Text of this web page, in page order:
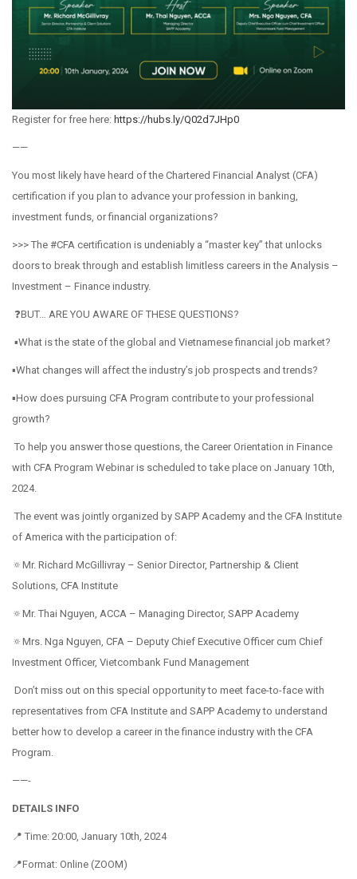
Register for free here: https://hubs.ly/Q02d7JHp0
——
You most likely have heard of the Chartered Financial Analyst (CFA)
certification if you plan to advance your profession in banking,
investment funds, or financial organizations?
>>> The #CFA certification is undeniably a “master key” that unlocks
doors to break through and establish limitless careers in the Analysis –
Investment – Finance industry.
❓BUT… ARE YOU AWARE OF THESE QUESTIONS?
▪️What is the state of the global and Vietnamese financial job market?
▪️What changes will affect the industry’s job prospects and trends?
▪️How does pursuing CFA Program contribute to your professional
growth?
To help you answer those questions, the Career Orientation in Finance
with CFA Program Webinar is scheduled to take place on January 10th,
2024.
The event was jointly organized by SAPP Academy and the CFA Institute
of America with the participation of:
🔅Mr. Richard McGillivray – Senior Director, Partnership & Client
Solutions, CFA Institute
🔅Mr. Thai Nguyen, ACCA – Managing Director, SAPP Academy
🔅Mrs. Nga Nguyen, CFA – Deputy Chief Executive Officer cum Chief
Investment Officer, Vietcombank Fund Management
Don’t miss out on this special opportunity to meet face-to-face with
representatives from CFA Institute and SAPP Academy to understand
better how to develop a career in the finance industry with the CFA
Program.
——-
DETAILS INFO
📍 Time: 20:00, January 10th, 2024
📍Format: Online (ZOOM)